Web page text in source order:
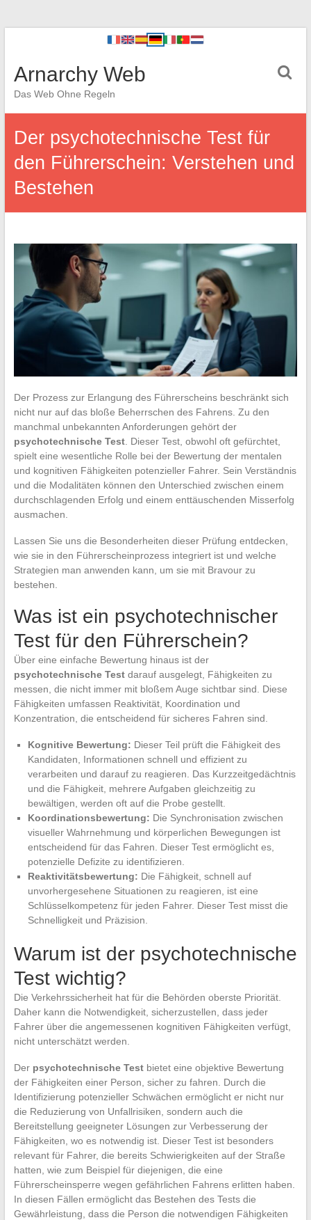
Arnarchy Web
Das Web Ohne Regeln
Der psychotechnische Test für
den Führerschein: Verstehen und
Bestehen
Der Prozess zur Erlangung des Führerscheins beschränkt sich
nicht nur auf das bloße Beherrschen des Fahrens. Zu den
manchmal unbekannten Anforderungen gehört der
psychotechnische Test. Dieser Test, obwohl oft gefürchtet,
spielt eine wesentliche Rolle bei der Bewertung der mentalen
und kognitiven Fähigkeiten potenzieller Fahrer. Sein Verständnis
und die Modalitäten können den Unterschied zwischen einem
durchschlagenden Erfolg und einem enttäuschenden Misserfolg
ausmachen.
Lassen Sie uns die Besonderheiten dieser Prüfung entdecken,
wie sie in den Führerscheinprozess integriert ist und welche
Strategien man anwenden kann, um sie mit Bravour zu
bestehen.
Was ist ein psychotechnischer
Test für den Führerschein?
Über eine einfache Bewertung hinaus ist der
psychotechnische Testdarauf ausgelegt, Fähigkeiten zu
messen, die nicht immer mit bloßem Auge sichtbar sind. Diese
Fähigkeiten umfassen Reaktivität, Koordination und
Konzentration, die entscheidend für sicheres Fahren sind.
Kognitive Bewertung: Dieser Teil prüft die Fähigkeit des
Kandidaten, Informationen schnell und effizient zu
verarbeiten und darauf zu reagieren. Das Kurzzeitgedächtnis
und die Fähigkeit, mehrere Aufgaben gleichzeitig zu
bewältigen, werden oft auf die Probe gestellt.
Koordinationsbewertung: Die Synchronisation zwischen
visueller Wahrnehmung und körperlichen Bewegungen ist
entscheidend für das Fahren. Dieser Test ermöglicht es,
potenzielle Defizite zu identifizieren.
Reaktivitätsbewertung: Die Fähigkeit, schnell auf
unvorhergesehene Situationen zu reagieren, ist eine
Schlüsselkompetenz für jeden Fahrer. Dieser Test misst die
Schnelligkeit und Präzision.
Warum ist der psychotechnische
Test wichtig?
Die Verkehrssicherheit hat für die Behörden oberste Priorität.
Daher kann die Notwendigkeit, sicherzustellen, dass jeder
Fahrer über die angemessenen kognitiven Fähigkeiten verfügt,
nicht unterschätzt werden.
Der psychotechnische Testbietet eine objektive Bewertung
der Fähigkeiten einer Person, sicher zu fahren. Durch die
Identifizierung potenzieller Schwächen ermöglicht er nicht nur
die Reduzierung von Unfallrisiken, sondern auch die
Bereitstellung geeigneter Lösungen zur Verbesserung der
Fähigkeiten, wo es notwendig ist. Dieser Test ist besonders
relevant für Fahrer, die bereits Schwierigkeiten auf der Straße
hatten, wie zum Beispiel für diejenigen, die eine
Führerscheinsperre wegen gefährlichen Fahrens erlitten haben.
In diesen Fällen ermöglicht das Bestehen des Tests die
Gewährleistung, dass die Person die notwendigen Fähigkeiten